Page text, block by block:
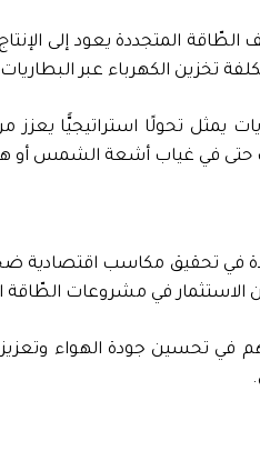
الطّاقة المتجددة يعود إلى
في عام 2024، ومن المتوقع أن تنخفض إلى ما دون 100 دولار لكل
يمثل تحولًا استراتيجيًّا
حتى في غياب أشعة الشمس أو
في تحقيق مكاسب اقتصادية
أن الاستثمار في مشروعات
في تحسين جودة الهواء